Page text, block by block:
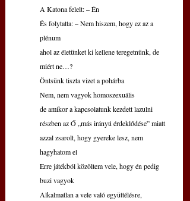
A Katona felelt: – Én
És folytatta: – Nem hiszem, hogy ez az a
plénum
ahol az életünket ki kellene teregetnünk, de
miért ne…?
Öntsünk tiszta vizet a pohárba
Nem, nem vagyok homoszexuális
de amikor a kapcsolatunk kezdett lazulni
részben az Ő „más irányú érdeklődése” miatt
azzal zsarolt, hogy gyereke lesz, nem
hagyhatom el
Erre játékból közöltem vele, hogy én pedig
buzi vagyok
Alkalmatlan a vele való együttélésre,